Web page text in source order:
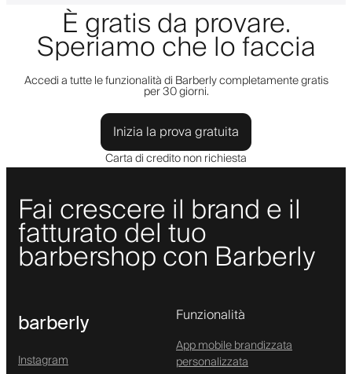
È gratis da provare.
Speriamo che lo faccia
Accedi a tutte le funzionalità di Barberly completamente gratis
per 30 giorni.
Inizia la prova gratuita
Carta di credito non richiesta
Fai crescere il brand e il
fatturato del tuo
barbershop con Barberly
barberly
Instagram
Funzionalità
App mobile brandizzata
personalizzata